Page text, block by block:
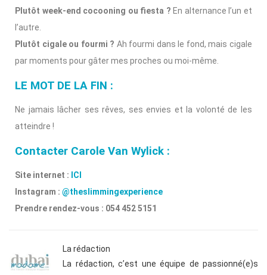
Plutôt week-end cocooning ou fiesta ? En alternance l’un et
l’autre.
Plutôt cigale ou fourmi ? Ah fourmi dans le fond, mais cigale
par moments pour gâter mes proches ou moi-même.
LE MOT DE LA FIN :
Ne jamais lâcher ses rêves, ses envies et la volonté de les
atteindre !
Contacter Carole Van Wylick :
Site internet : ICI
Instagram : @theslimmingexperience
Prendre rendez-vous : 054 452 5151
La rédaction
La rédaction, c’est une équipe de passionné(e)s